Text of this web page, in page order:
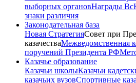
выборных органовНаграды
знаки различия
Законодательная база
Новая СтратегияСовет при
казачестваМежведомственная
поручений Президента РФ
Казачье образование
Казачьи школыКазачьи
казачьих вузовСпортивные